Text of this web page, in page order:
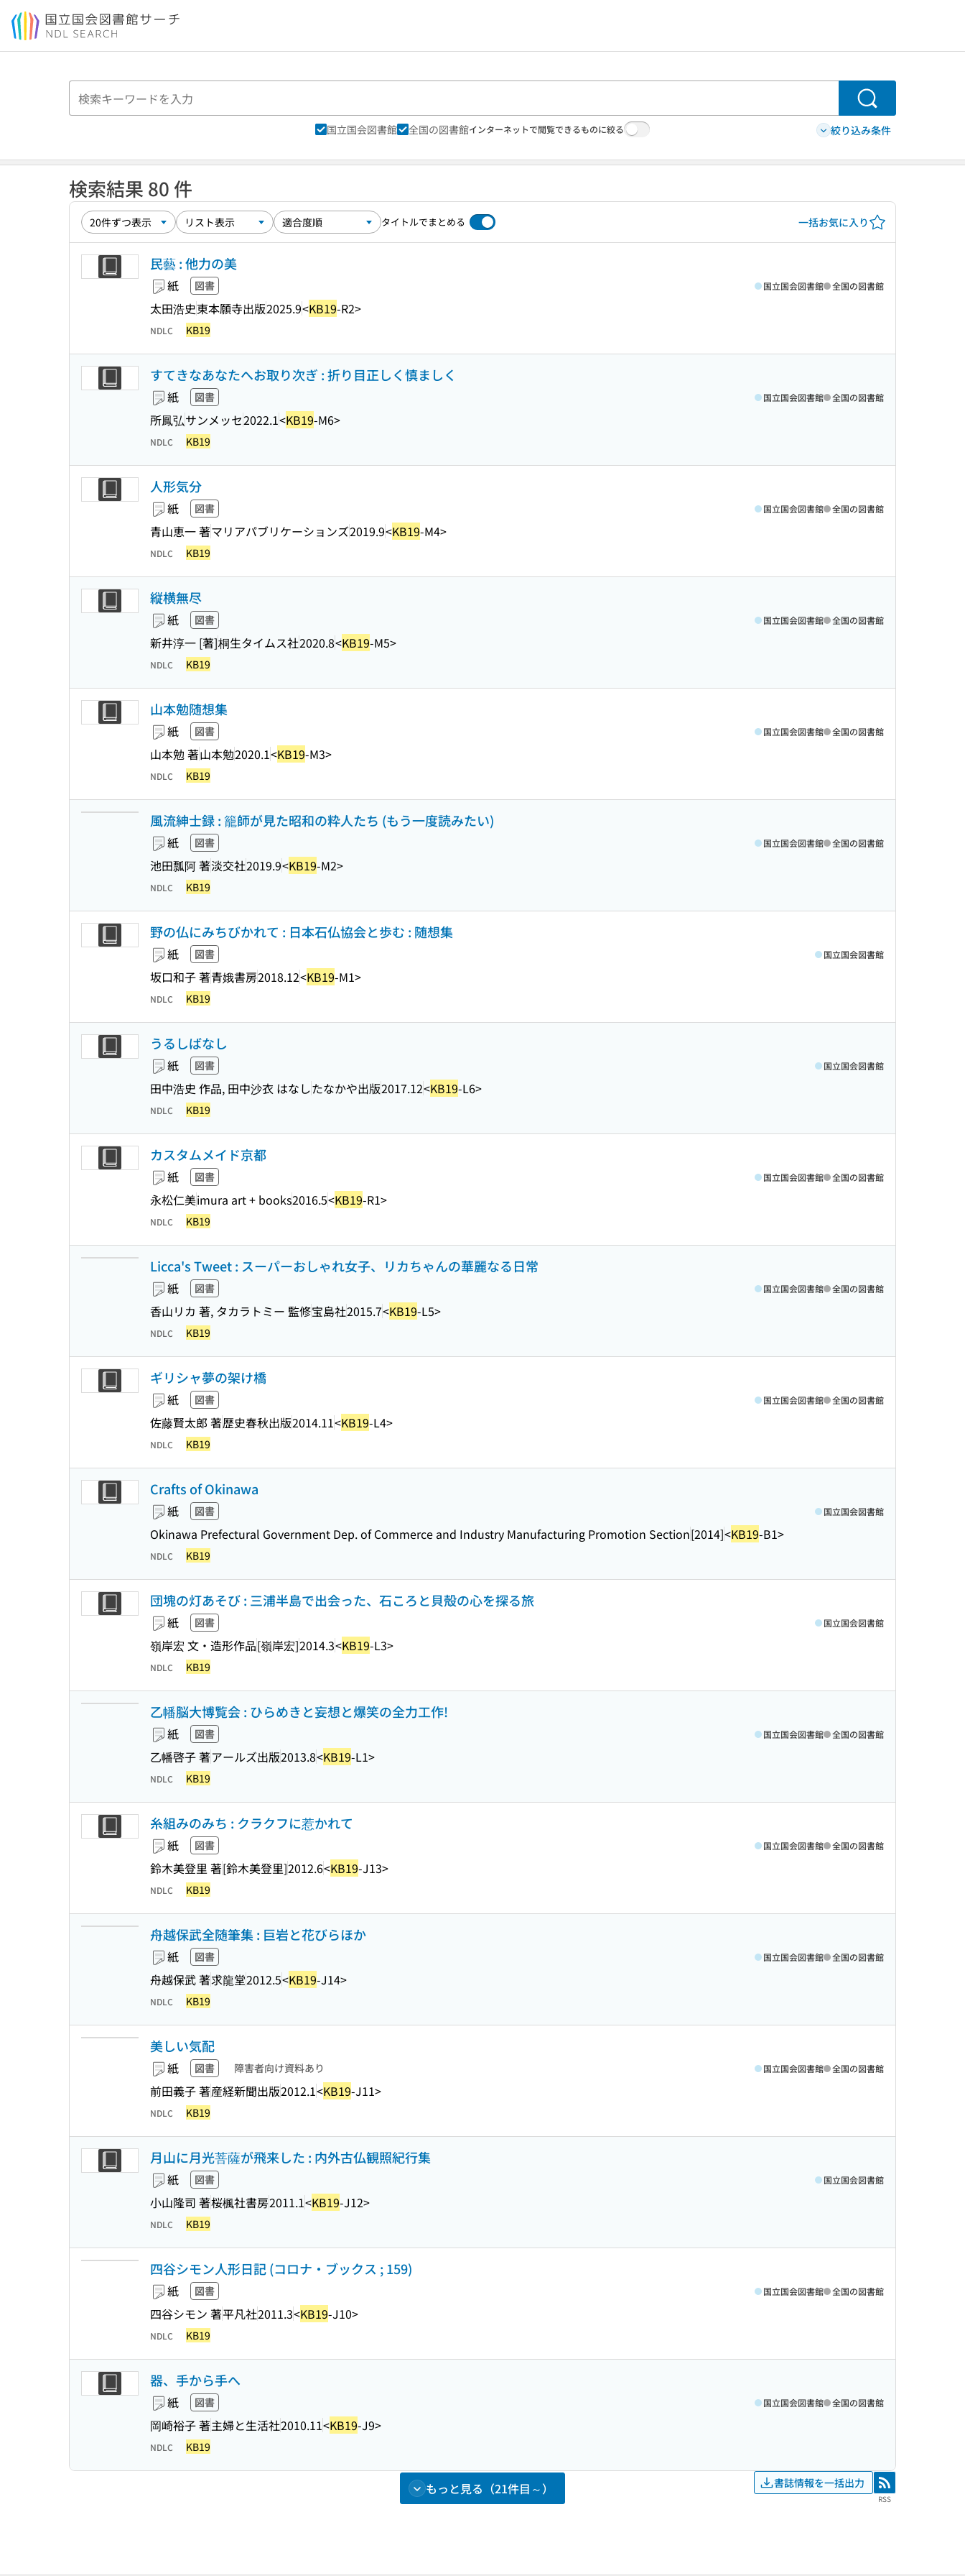
本文へ移動
検索
国立国会図書館 全国の図書館インターネットで閲覧できるものに絞る 絞り込み条件
検索結果 80 件
タイトルでまとめる 一括お気に入り
民藝 : 他力の美
紙 図書
太田浩史東本願寺出版2025.9<KB19-R2>
国立国会図書館 全国の図書館
NDLC KB19
すてきなあなたへお取り次ぎ : 折り目正しく慎ましく
紙 図書
所鳳弘サンメッセ2022.1<KB19-M6>
国立国会図書館 全国の図書館
NDLC KB19
人形気分
紙 図書
青山恵一 著マリアパブリケーションズ2019.9<KB19-M4>
国立国会図書館 全国の図書館
NDLC KB19
縦横無尽
紙 図書
新井淳一 [著]桐生タイムス社2020.8<KB19-M5>
国立国会図書館 全国の図書館
NDLC KB19
山本勉随想集
紙 図書
山本勉 著山本勉2020.1<KB19-M3>
国立国会図書館 全国の図書館
NDLC KB19
風流紳士録 : 籠師が見た昭和の粋人たち (もう一度読みたい)
紙 図書
池田瓢阿 著淡交社2019.9<KB19-M2>
国立国会図書館 全国の図書館
NDLC KB19
野の仏にみちびかれて : 日本石仏協会と歩む : 随想集
紙 図書
坂口和子 著青娥書房2018.12<KB19-M1>
国立国会図書館
NDLC KB19
うるしばなし
紙 図書
田中浩史 作品, 田中沙衣 はなしたなかや出版2017.12<KB19-L6>
国立国会図書館
NDLC KB19
カスタムメイド京都
紙 図書
永松仁美imura art + books2016.5<KB19-R1>
国立国会図書館 全国の図書館
NDLC KB19
Licca's Tweet : スーパーおしゃれ女子、リカちゃんの華麗なる日常
紙 図書
香山リカ 著, タカラトミー 監修宝島社2015.7<KB19-L5>
国立国会図書館 全国の図書館
NDLC KB19
ギリシャ夢の架け橋
紙 図書
佐藤賢太郎 著歴史春秋出版2014.11<KB19-L4>
国立国会図書館 全国の図書館
NDLC KB19
Crafts of Okinawa
紙 図書
Okinawa Prefectural Government Dep. of Commerce and Industry Manufacturing Promotion Section[2014]<KB19-B1>
国立国会図書館
NDLC KB19
団塊の灯あそび : 三浦半島で出会った、石ころと貝殻の心を探る旅
紙 図書
嶺岸宏 文・造形作品[嶺岸宏]2014.3<KB19-L3>
国立国会図書館
NDLC KB19
乙幡脳大博覧会 : ひらめきと妄想と爆笑の全力工作!
紙 図書
乙幡啓子 著アールズ出版2013.8<KB19-L1>
国立国会図書館 全国の図書館
NDLC KB19
糸組みのみち : クラクフに惹かれて
紙 図書
鈴木美登里 著[鈴木美登里]2012.6<KB19-J13>
国立国会図書館 全国の図書館
NDLC KB19
舟越保武全随筆集 : 巨岩と花びらほか
紙 図書
舟越保武 著求龍堂2012.5<KB19-J14>
国立国会図書館 全国の図書館
NDLC KB19
美しい気配
紙 図書 障害者向け資料あり
前田義子 著産経新聞出版2012.1<KB19-J11>
国立国会図書館 全国の図書館
NDLC KB19
月山に月光菩薩が飛来した : 内外古仏観照紀行集
紙 図書
小山隆司 著桜楓社書房2011.1<KB19-J12>
国立国会図書館
NDLC KB19
四谷シモン人形日記 (コロナ・ブックス ; 159)
紙 図書
四谷シモン 著平凡社2011.3<KB19-J10>
国立国会図書館 全国の図書館
NDLC KB19
器、手から手へ
紙 図書
岡崎裕子 著主婦と生活社2010.11<KB19-J9>
国立国会図書館 全国の図書館
NDLC KB19
もっと見る（21件目～） 書誌情報を一括出力 RSS
RSS